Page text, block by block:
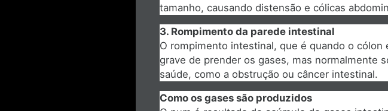
tamanho, causando distensão e cólicas
3. Rompimento da parede intestinal
O rompimento intestinal, que é quando o
grave de prender os gases, mas normalmente
saúde, como a obstrução ou câncer intestinal.
Como os gases são produzidos